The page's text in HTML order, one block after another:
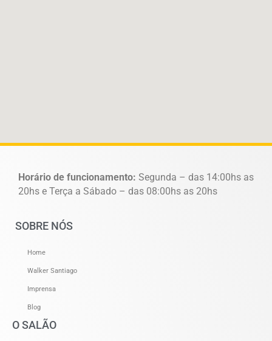
Horário de funcionamento: Segunda – das 14:00hs as
20hs e Terça a Sábado – das 08:00hs as 20hs
SOBRE NÓS
Home
Walker Santiago
Imprensa
Blog
O SALÃO